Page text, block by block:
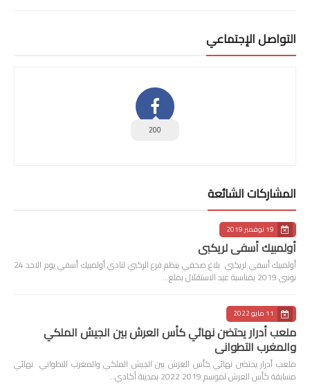
التواصل الإجتماعي
200
المشاركات الشائعة
19 نوفمبر 2019
أولمبيك أسفي لريكبي
أولمبيك أسفي لريكبي بلاغ صحفي ينظم فرع الركبي لنادي أولمبيك أسفي يوم الاحد 24
نونبى 2019 بمناسبة عيد الاستقلال بملع…
11 مايو 2022
ملعب أدرار يحتضن نهائي كأس العرش بين الجيش الملكي
والمغرب التطواني
ملعب أدرار يحتضن نهائي كأس العرش بين الجيش الملكي والمغرب التطواني نهائي
مسابقة كأس العرش لموسم 2019 2022 بمدينة أكادي…